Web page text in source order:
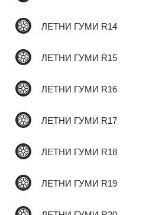
ЛЕТНИ ГУМИ R14
ЛЕТНИ ГУМИ R15
ЛЕТНИ ГУМИ R16
ЛЕТНИ ГУМИ R17
ЛЕТНИ ГУМИ R18
ЛЕТНИ ГУМИ R19